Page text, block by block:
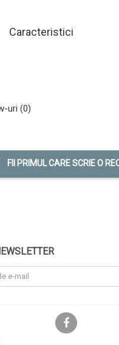
Caracteristici
uri (0)
FII PRIMUL CARE SCRIE O